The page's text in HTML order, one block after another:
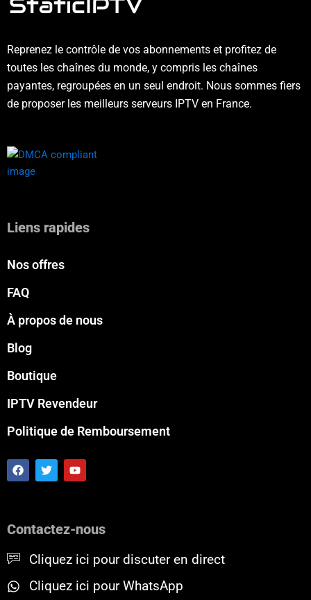
Reprenez le contrôle de vos abonnements et profitez de
toutes les chaînes du monde, y compris les chaînes
payantes, regroupées en un seul endroit. Nous sommes fiers
de proposer les meilleurs serveurs IPTV en France.
Liens rapides
Nos offres
FAQ
À propos de nous
Blog
Boutique
IPTV Revendeur
Politique de Remboursement
F
a
c
o
T
w
i
r
Y
o
u
e
Contactez-nous
Cliquez ici pour discuter en direct
Cliquez ici pour WhatsApp